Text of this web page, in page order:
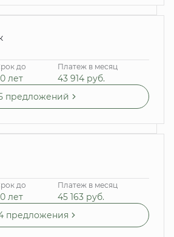
до
лет
Платеж в месяц
43 914 руб.
предложений
до
лет
Платеж в месяц
45 163 руб.
предложения